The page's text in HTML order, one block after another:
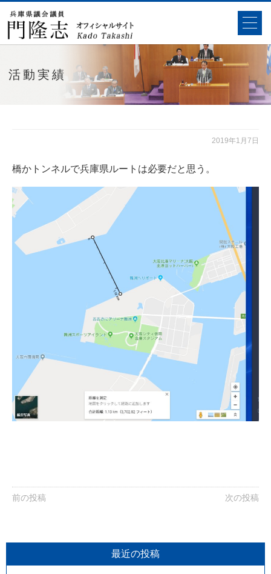
活動実績
2019年1月7日
橋かトンネルで兵庫県ルートは必要だと思う。
前の投稿 次の投稿
最近の投稿